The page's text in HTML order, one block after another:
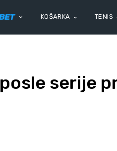
KOŠARKA TENIS
posle serije